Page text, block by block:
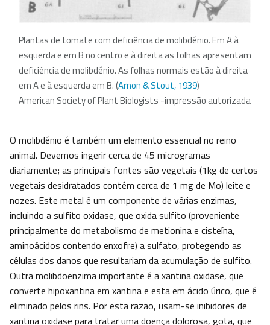
Plantas de tomate com deficiência de molibdénio. Em A à
esquerda e em B no centro e à direita as folhas apresentam
deficiência de molibdénio. As folhas normais estão à direita
em A e à esquerda em B. (Arnon & Stout, 1939)
American Society of Plant Biologists -impressão autorizada
O molibdénio é também um elemento essencial no reino
animal. Devemos ingerir cerca de 45 microgramas
diariamente; as principais fontes são vegetais (1kg de certos
vegetais desidratados contém cerca de 1 mg de Mo) leite e
nozes. Este metal é um componente de várias enzimas,
incluindo a sulfito oxidase, que oxida sulfito (proveniente
principalmente do metabolismo de metionina e cisteína,
aminoácidos contendo enxofre) a sulfato, protegendo as
células dos danos que resultariam da acumulação de sulfito.
Outra molibdoenzima importante é a xantina oxidase, que
converte hipoxantina em xantina e esta em ácido úrico, que é
eliminado pelos rins. Por esta razão, usam-se inibidores de
xantina oxidase para tratar uma doença dolorosa, gota, que